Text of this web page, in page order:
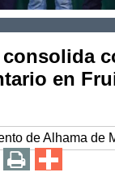
en
de Alhama de